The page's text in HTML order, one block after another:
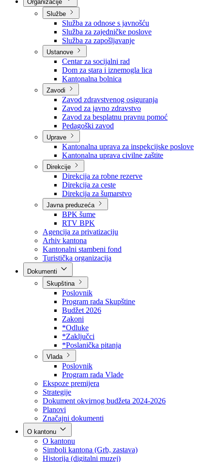
Nadležnosti
Sjednice Vlade
Službe
Služba za odnose s javnošću
Služba za zajedničke poslove
Služba za zapošljavanje
Ustanove
Centar za socijalni rad
Dom za stara i iznemogla lica
Kantonalna bolnica
Zavodi
Zavod zdravstvenog osiguranja
Zavod za javno zdravstvo
Zavod za besplatnu pravnu pomoć
Pedagoški zavod
Uprave
Kantonalna uprava za inspekcijske poslove
Kantonalna uprava civilne zaštite
Direkcije
Direkcija za robne rezerve
Direkcija za ceste
Direkcija za šumarstvo
Javna preduzeća
BPK šume
RTV BPK
Agencija za privatizaciju
Arhiv kantona
Kantonalni stambeni fond
Turistička organizacija
Skupština
Poslovnik
Program rada Skupštine
Budžet 2026
Zakoni
*Odluke
*Zaključci
*Poslanička pitanja
Vlada
Poslovnik
Program rada Vlade
Ekspoze premijera
Strategije
Dokument okvirnog budžeta 2024-2026
Planovi
Značajni dokumenti
O kantonu